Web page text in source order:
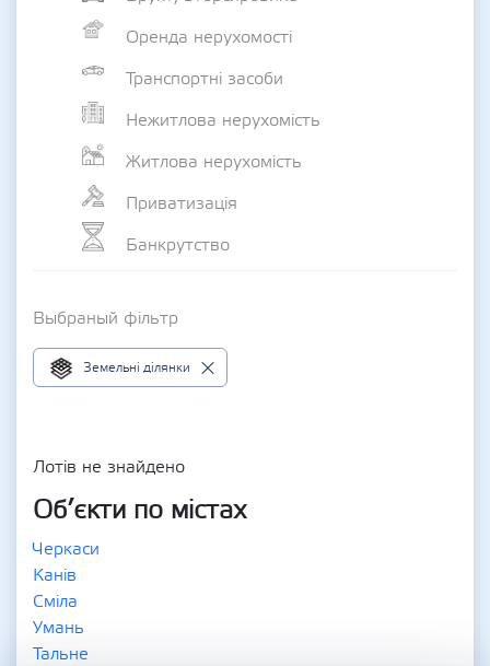
Оренда нерухомості
Транспортні засоби
Нежитлова нерухомість
Житлова нерухомість
Приватизація
Банкрутство
Выбраный фільтр
Земельні ділянки
Лотів не знайдено
Об’єкти по містах
Черкаси
Канів
Сміла
Умань
Тальне